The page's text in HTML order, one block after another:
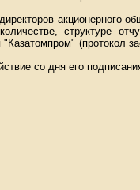
акционерного
структуре
(протокол
со дня его